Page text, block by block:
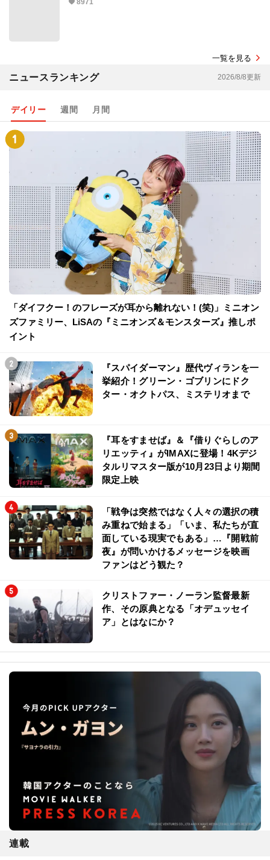
一覧を見る
ニュースランキング 2026/8/8更新
デイリー 週間 月間
「ダイフクー！のフレーズが耳から離れない！(笑)」ミニオン
ズファミリー、LiSAの『ミニオンズ＆モンスターズ』推しポ
イント
『スパイダーマン』歴代ヴィランを一
挙紹介！グリーン・ゴブリンにドク
ター・オクトパス、ミステリオまで
『耳をすませば』＆『借りぐらしのア
リエッティ』がIMAXに登場！4Kデジ
タルリマスター版が10月23日より期間
限定上映
「戦争は突然ではなく人々の選択の積
み重ねで始まる」「いま、私たちが直
面している現実でもある」…『開戦前
夜』が問いかけるメッセージを映画
ファンはどう観た？
クリストファー・ノーラン監督最新
作、その原典となる「オデュッセイ
ア」とはなにか？
連載